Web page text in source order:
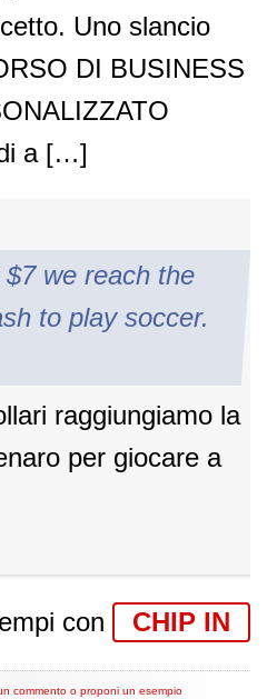
Uno slancio
DI BUSINESS
a […]
we reach the
to play soccer.
raggiungiamo la
per giocare a
con CHIP IN
commento o proponi un esempio